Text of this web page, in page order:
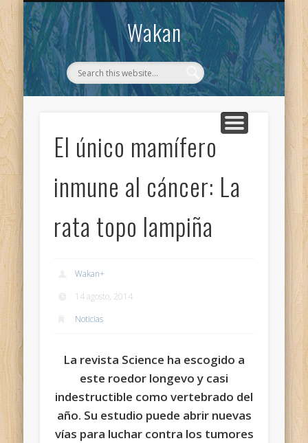
Wakan
WAKAN
CONTACTO
El único mamífero
inmune al cáncer: La
rata topo lampiña
Wakan+
14 agosto, 2014
Noticias
La revista Science ha escogido a
este roedor longevo y casi
indestructible como vertebrado del
año. Su estudio puede abrir nuevas
vías para luchar contra los tumores